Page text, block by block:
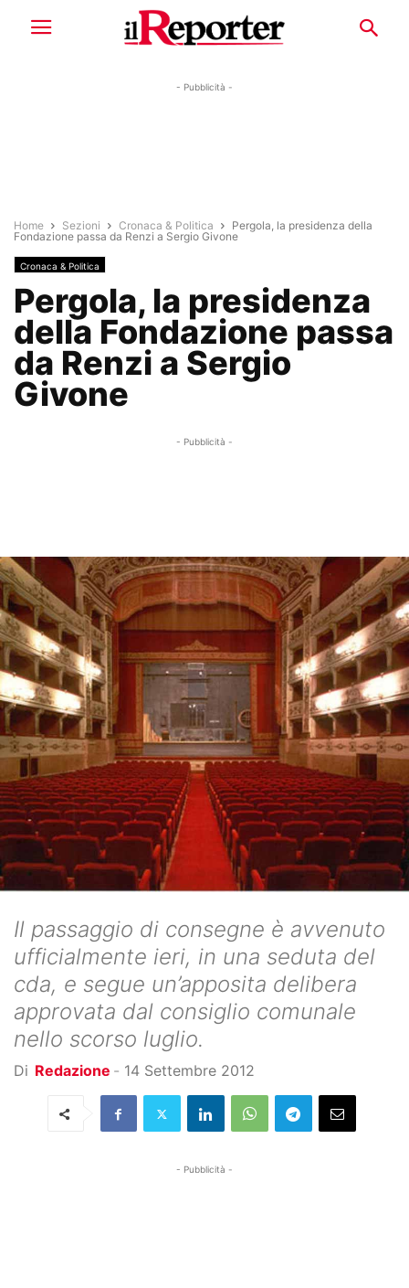
- Pubblicità -
Home Sezioni Cronaca & Politica
Pergola, la presidenza della
Fondazione passa da Renzi a Sergio Givone
Cronaca & Politica
Pergola, la presidenza
della Fondazione passa
da Renzi a Sergio
Givone
- Pubblicità -
Il passaggio di consegne è avvenuto
ufficialmente ieri, in una seduta del
cda, e segue un’apposita delibera
approvata dal consiglio comunale
nello scorso luglio.
Di Redazione - 14 Settembre 2012
- Pubblicità -